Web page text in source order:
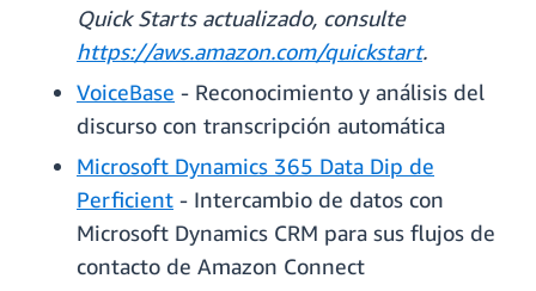
Quick Starts actualizado, consulte
https://aws.amazon.com/quickstart.
VoiceBase - Reconocimiento y análisis del
discurso con transcripción automática
Microsoft Dynamics 365 Data Dip de
Perficient - Intercambio de datos con
Microsoft Dynamics CRM para sus flujos de
contacto de Amazon Connect